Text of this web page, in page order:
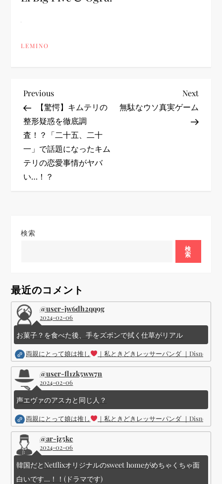
LEMINO
投
稿
ナ
ビ
シ
ン
Previous
Post
Previous
【驚愕】キムテリの
整形疑惑を徹底調
査！？ 「二十五、二十
一」で話題になったキム
テリの恋愛事情がヤバ
い…！？
Next
Next
無駄なウソ真実ゲーム
検索
検
索
最近のコメント
@user-jw6dh2qq9g
2024-02-06
お菓子？を食べた後、手をズボンで拭く仕草がリアル
両親にとって娘は推し ｜私ときどきレッサーパンダ ｜Disney (
@user-fl1zk5ww7n
2024-02-06
声エヴァのアスカと同じ人？
両親にとって娘は推し ｜私ときどきレッサーパンダ ｜Disney (
@ar-jz5kc
2024-02-06
韓国だとNetflixオリジナルのsweet homeがめちゃくちゃ面
白いです...！！(ドラマです)